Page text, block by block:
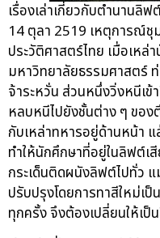
เรื่องเล่าเกี่ยวกับตำนานลิ
14 ตุลา 2519 เหตุการณ์ชุ
ประวัติศาสตร์ไทย เมื่อเหล่
มหาวิทยาลัยธรรมศาสตร์
จ้าระหวั่น ส่วนหนึ่งวิ่งหนีเ
หลบหนีไปยังชั้นต่าง ๆ ขอ
กับเหล่าทหารอยู่ด้านหน้า แ
ทำให้นักศึกษาที่อยู่ในลิฟต์เ
กระเด็นติดผนังลิฟต์ไปทั่ว
ปรับปรุงโดยการทาสีใหม่เ
ทุกครั้ง จึงต้องเปลี่ยนให้เ